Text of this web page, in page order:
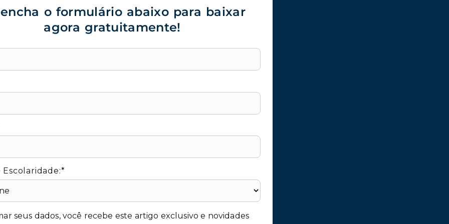
o formulário abaixo para baixar
agora gratuitamente!
Escolaridade:*
seus dados, você recebe este artigo exclusivo e novidades